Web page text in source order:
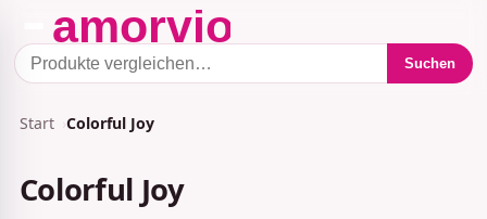
Suchen
Start Colorful Joy
Colorful Joy